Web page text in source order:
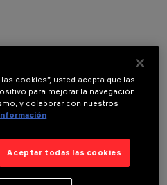
para instalar y utilizar correctamente el
cookies”, usted acepta que las
para mejorar la navegación
y colaborar con nuestros
Aceptar todas las cookies